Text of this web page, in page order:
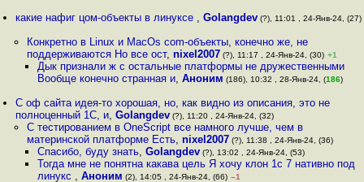
какие нафиг цом-объекты в линуксе ,Golangdev (?), 11:01 , 24-Янв-24, (27)
Конкретно в Linux и MacOs com-объекты, конечно же, не
поддерживаются Но все ост, nixel2007(?), 11:17 , 24-Янв-24, (30) +1
Дык признали ж с остальные платформы не дружественными
Вообще конечно странная и, Аноним (186), 10:32 , 28-Янв-24, (186)
С оф сайта идея-то хорошая, но, как видно из описания, это не
полноценный 1C, и,Golangdev (?), 11:20 , 24-Янв-24, (32)
С тестированием в OneScript все намного лучше, чем в
материнской платформе Есть, nixel2007(?), 11:38 , 24-Янв-24, (36)
Спасибо, буду знать, Golangdev(?), 13:02 , 24-Янв-24, (53)
Тогда мне не понятна какава цель Я хочу клон 1с 7 нативно под
линукс , Аноним (2), 14:05 , 24-Янв-24, (66) –1